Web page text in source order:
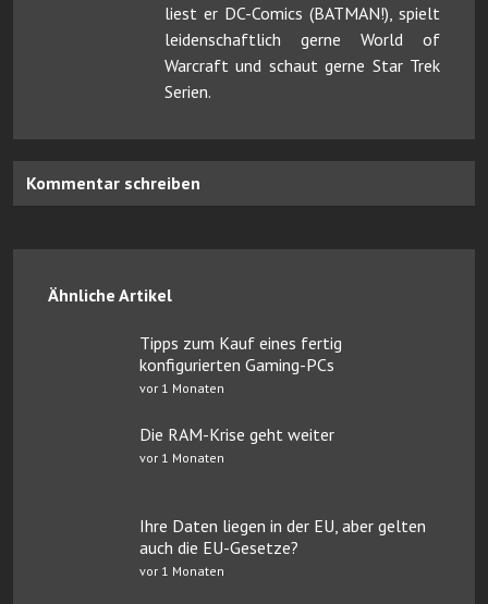
liest er DC-Comics (BATMAN!), spielt
leidenschaftlich gerne World of
Warcraft und schaut gerne Star Trek
Serien.
Kommentar schreiben
Ähnliche Artikel
Tipps zum Kauf eines fertig
konfigurierten Gaming-PCs
vor 1 Monaten
Die RAM-Krise geht weiter
vor 1 Monaten
Ihre Daten liegen in der EU, aber gelten
auch die EU-Gesetze?
vor 1 Monaten